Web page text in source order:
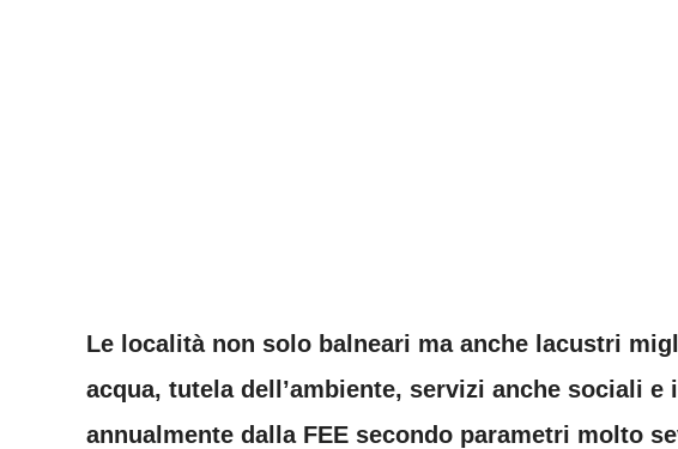
Le località non solo balneari ma anche lacustri
acqua, tutela dell’ambiente, servizi anche sociali
annualmente dalla FEE secondo parametri molto